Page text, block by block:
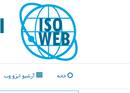
خانه آرشیو ایزو وب